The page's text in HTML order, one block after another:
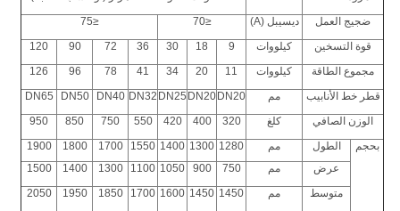
ضجيج العمل
ديسيبل (A) ≤70
≤75
قوة التسخين
كيلووات 9
18
30
36
72
90
120
مجموع الطاقة
كيلووات 11
20
34
41
78
96
126
قطر خط الأنابيب
مم DN20
DN20
DN25
DN32
DN40
DN50
DN65
الوزن الصافي
كلغ 320
400
420
550
750
850
950
بحجم
الطول مم 1280
1300
1400
1550
1700
1800
1900
عرض
مم 750
900
1050
1100
1300
1400
1500
متوسط
مم 1450
1450
1600
1700
1850
1950
2050